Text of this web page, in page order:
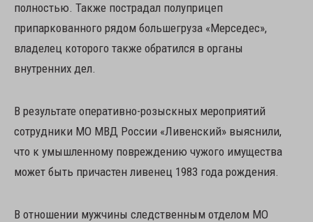
полностью. Также пострадал полуприцеп
припаркованного рядом большегруза «Мерседес»,
владелец которого также обратился в органы
внутренних дел.
В результате оперативно-розыскных мероприятий
сотрудники МО МВД России «Ливенский» выяснили,
что к умышленному повреждению чужого имущества
может быть причастен ливенец 1983 года рождения.
В отношении мужчины следственным отделом МО